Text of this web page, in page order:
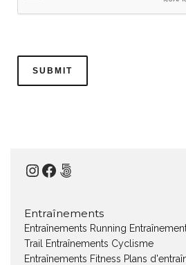
Instagram
Facebook
500px
Entraînements
Entraînements Running
Trail
Entraînements Cyclisme
Entraînements Fitness Plans